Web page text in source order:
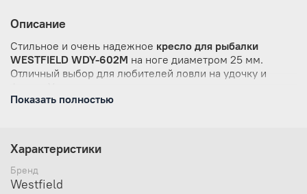
Описание
Стильное и очень надежное кресло для рыбалки
WESTFIELD WDY-602M на ноге диаметром 25 мм.
Отличный выбор для любителей ловли на удочку и
комфортно находиться в нем на протяжении
Покрытие сделано из высокопрочной, износостойкой и
водонепроницаемой ткани. Имеется удобный мягкий
подголовник. Сиденье легко снимается и имеет
Показать полностью
Характеристики
Бренд
Westfield